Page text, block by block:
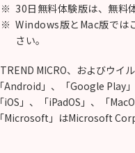
※ 30日無料体験版は、無料
※ Windows版とMac版では
さい。
TREND MICRO、およびウイ
「Android」、「Google Play
「iOS」、「iPadOS」、「
「Microsoft」はMicrosoft